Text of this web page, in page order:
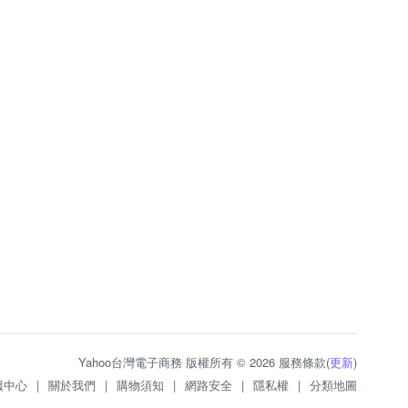
Yahoo台灣電子商務 版權所有 © 2026 服務條款(更新)
中心 | 關於我們 | 購物須知 | 網路安全 | 隱私權 | 分類地圖